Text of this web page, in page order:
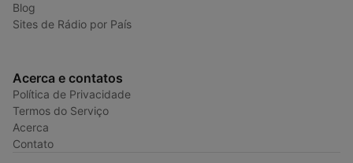
Blog
Sites de Rádio por País
Acerca e contatos
Política de Privacidade
Termos do Serviço
Acerca
Contato